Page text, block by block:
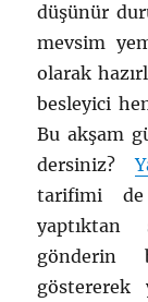
düşünür
mevsim
olarak
besleyici
Bu akşam
dersiniz?
tarifimi de
yaptıktan
gönderin
göstererek